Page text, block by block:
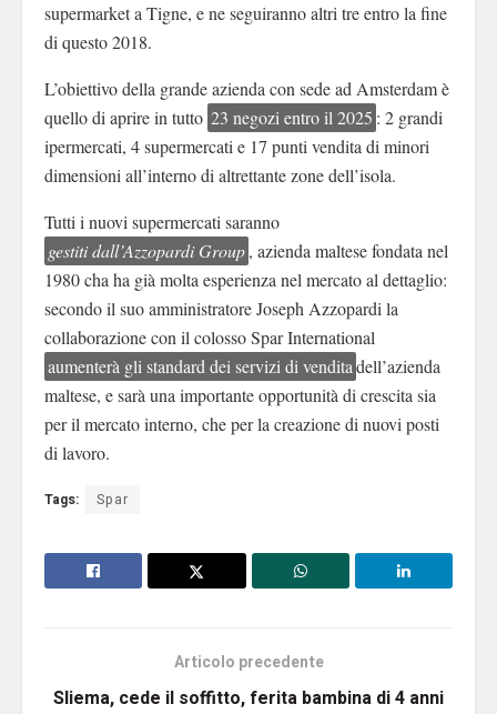
supermarket a Tigne, e ne seguiranno altri tre entro la fine
di questo 2018.
L’obiettivo della grande azienda con sede ad Amsterdam è
quello di aprire in tutto 23 negozi entro il 2025 : 2 grandi
ipermercati, 4 supermercati e 17 punti vendita di minori
dimensioni all’interno di altrettante zone dell’isola.
Tutti i nuovi supermercati saranno
gestiti dall’Azzopardi Group, azienda maltese fondata nel
1980 cha ha già molta esperienza nel mercato al dettaglio:
secondo il suo amministratore Joseph Azzopardi la
collaborazione con il colosso Spar International
aumenterà gli standard dei servizi di vendita dell’azienda
maltese, e sarà una importante opportunità di crescita sia
per il mercato interno, che per la creazione di nuovi posti
di lavoro.
Tags: Spar
Articolo precedente
Sliema, cede il soffitto, ferita bambina di 4 anni